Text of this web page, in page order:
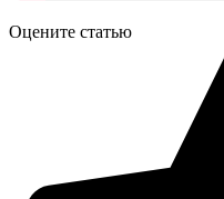
Оцените статью